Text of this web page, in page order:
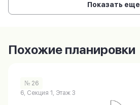
Показать еще
Похожие планировки
№ 26
6, Секция 1, Этаж 3